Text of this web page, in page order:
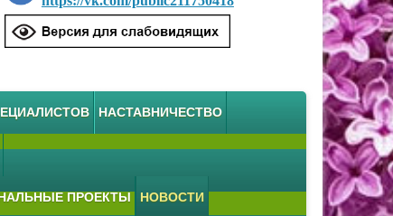
НАСТАВНИЧЕСТВО
ПРОЕКТЫ НОВОСТИ